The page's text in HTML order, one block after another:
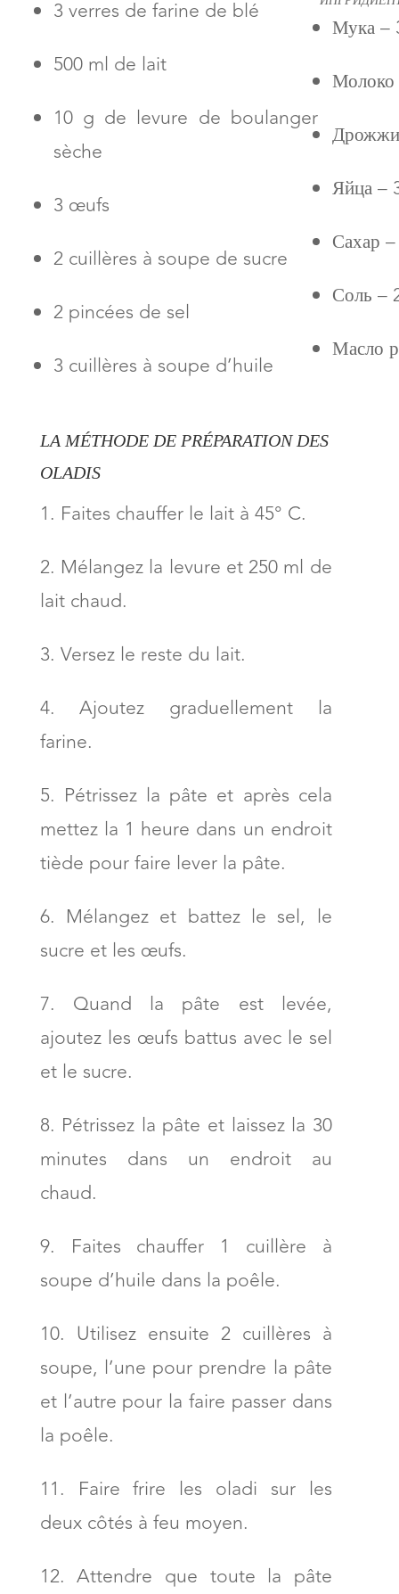
3 verres de farine de blé
500 ml de lait
10 g de levure de boulanger
sèche
3 œufs
2 cuillères à soupe de sucre
2 pincées de sel
3 cuillères à soupe d’huile
Мука –
Яйца –
Сахар
Соль –
Масло
LA MÉTHODE DE PRÉPARATION DES
OLADIS
Faites chauffer le lait à 45° C.
Mélangez la levure et 250 ml de
lait chaud.
Versez le reste du lait.
Ajoutez graduellement la
farine.
Pétrissez la pâte et après cela
mettez la 1 heure dans un endroit
tiède pour faire lever la pâte.
Mélangez et battez le sel, le
sucre et les œufs.
Quand la pâte est levée,
ajoutez les œufs battus avec le sel
et le sucre.
Pétrissez la pâte et laissez la 30
minutes dans un endroit au
chaud.
Faites chauffer 1 cuillère à
soupe d’huile dans la poêle.
Utilisez ensuite 2 cuillères à
soupe, l’une pour prendre la pâte
et l’autre pour la faire passer dans
la poêle.
Faire frire les oladi sur les
deux côtés à feu moyen.
Attendre que toute la pâte